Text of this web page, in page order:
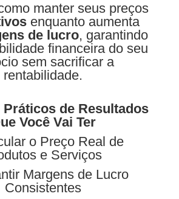
manter seus preços
enquanto aumenta
de lucro, garantindo
financeira do seu
sem sacrificar a
rentabilidade.
de Resultados
Você Vai Ter
o Preço Real de
e Serviços
Margens de Lucro
Consistentes